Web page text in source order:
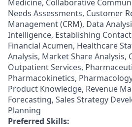
Medicine, Collaborative
Needs Assessments, Customer
Management (CRM), Data
Intelligence, Establishing
Financial Acumen, Healthcare
Analysis, Market Share Analysis,
Outpatient Services,
Pharmacokinetics,
Product Knowledge, Revenue
Forecasting, Sales Strategy
Planning
Preferred Skills: